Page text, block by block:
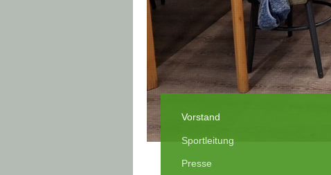
Vorstand
Sportleitung
Presse